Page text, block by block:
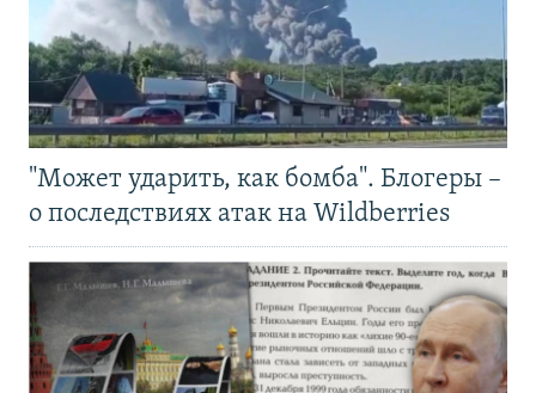
"Может ударить, как бомба". Блогеры –
о последствиях атак на Wildberries